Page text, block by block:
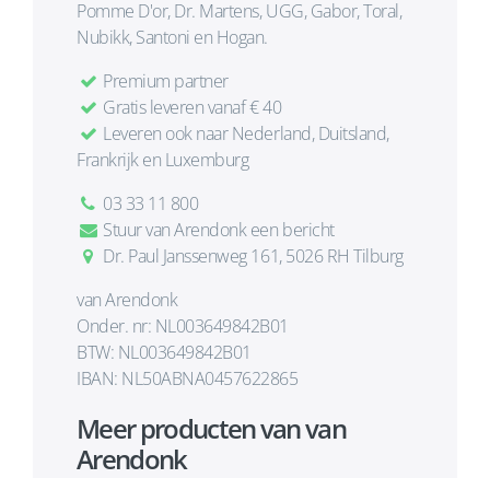
Pomme D'or, Dr. Martens, UGG, Gabor, Toral,
Nubikk, Santoni en Hogan.
Premium partner
Gratis leveren vanaf € 40
Leveren ook naar Nederland, Duitsland,
Frankrijk en Luxemburg
03 33 11 800
Stuur van Arendonk een bericht
Dr. Paul Janssenweg 161, 5026 RH Tilburg
van Arendonk
Onder. nr: NL003649842B01
BTW: NL003649842B01
IBAN: NL50ABNA0457622865
Meer producten van van
Arendonk